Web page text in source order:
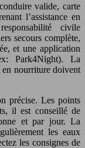
valide, carte
l’assistance en
civile
secours complète,
et une application
Park4Night). La
en nourriture doivent
précise. Les points
il est conseillé de
et par jour. La
les eaux
les consignes de